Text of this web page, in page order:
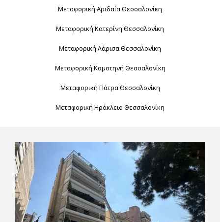
Μεταφορική Αριδαία Θεσσαλονίκη
Μεταφορική Κατερίνη Θεσσαλονίκη
Μεταφορική Λάρισα Θεσσαλονίκη
Μεταφορική Κομοτηνή Θεσσαλονίκη
Μεταφορική Πάτρα Θεσσαλονίκη
Μεταφορική Ηράκλειο Θεσσαλονίκη